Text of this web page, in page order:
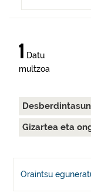
1 Datu
multzoa
Gizartea eta
Oraintsu